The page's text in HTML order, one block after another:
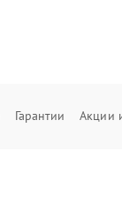
Гарантии Акции